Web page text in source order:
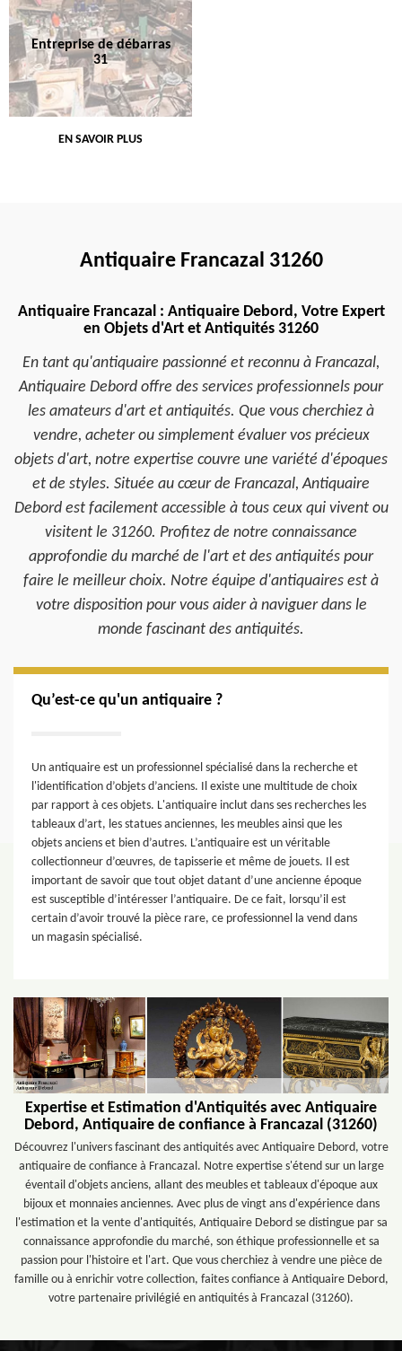
Entreprise de débarras
31
EN SAVOIR PLUS
Antiquaire Francazal 31260
Antiquaire Francazal : Antiquaire Debord, Votre Expert
en Objets d'Art et Antiquités 31260
En tant qu'antiquaire passionné et reconnu à Francazal,
Antiquaire Debord offre des services professionnels pour
les amateurs d'art et antiquités. Que vous cherchiez à
vendre, acheter ou simplement évaluer vos précieux
objets d'art, notre expertise couvre une variété d'époques
et de styles. Située au cœur de Francazal, Antiquaire
Debord est facilement accessible à tous ceux qui vivent ou
visitent le 31260. Profitez de notre connaissance
approfondie du marché de l'art et des antiquités pour
faire le meilleur choix. Notre équipe d'antiquaires est à
votre disposition pour vous aider à naviguer dans le
monde fascinant des antiquités.
Qu’est-ce qu'un antiquaire ?
Un antiquaire est un professionnel spécialisé dans la recherche et
l'identification d’objets d’anciens. Il existe une multitude de choix
par rapport à ces objets. L'antiquaire inclut dans ses recherches les
tableaux d’art, les statues anciennes, les meubles ainsi que les
objets anciens et bien d’autres. L’antiquaire est un véritable
collectionneur d’œuvres, de tapisserie et même de jouets. Il est
important de savoir que tout objet datant d’une ancienne époque
est susceptible d’intéresser l’antiquaire. De ce fait, lorsqu’il est
certain d’avoir trouvé la pièce rare, ce professionnel la vend dans
un magasin spécialisé.
Expertise et Estimation d'Antiquités avec Antiquaire
Debord, Antiquaire de confiance à Francazal (31260)
Découvrez l'univers fascinant des antiquités avec Antiquaire Debord, votre
antiquaire de confiance à Francazal. Notre expertise s'étend sur un large
éventail d'objets anciens, allant des meubles et tableaux d'époque aux
bijoux et monnaies anciennes. Avec plus de vingt ans d'expérience dans
l'estimation et la vente d'antiquités, Antiquaire Debord se distingue par sa
connaissance approfondie du marché, son éthique professionnelle et sa
passion pour l'histoire et l'art. Que vous cherchiez à vendre une pièce de
famille ou à enrichir votre collection, faites confiance à Antiquaire Debord,
votre partenaire privilégié en antiquités à Francazal (31260).